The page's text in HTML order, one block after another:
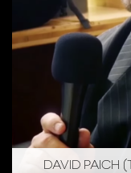
DAVID PAICH